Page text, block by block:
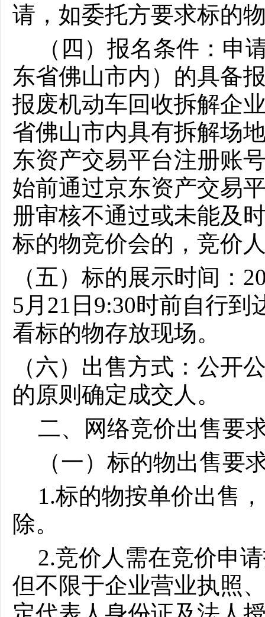
请，如委托方要求标的
（四）报名条件：申
东省佛山市内）的具备
报废机动车回收拆解企
省佛山市内具有拆解场
东资产交易平台注册账
始前通过京东资产交易
册审核不通过或未能及
标的物竞价会的，竞价
（五）标的展示时间：
5月21日9:30时前自行
看标的物存放现场。
（六）出售方式：公开
的原则确定成交人。
二、网络竞价出售要
（一）标的物出售要
1.标的物按单价出售
除。
2.竞价人需在竞价申
但不限于企业营业执照